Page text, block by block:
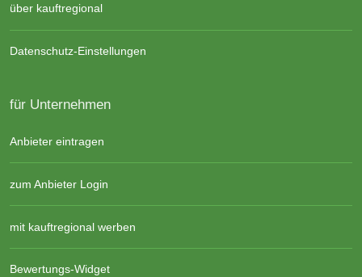
über kauftregional
Datenschutz-Einstellungen
für Unternehmen
Anbieter eintragen
zum Anbieter Login
mit kauftregional werben
Bewertungs-Widget